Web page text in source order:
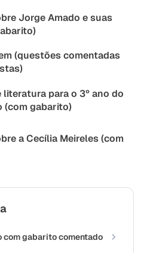
Jorge Amado e suas
(questões comentadas
literatura para o 3º ano do
(com gabarito)
a Cecília Meireles (com
com gabarito comentado